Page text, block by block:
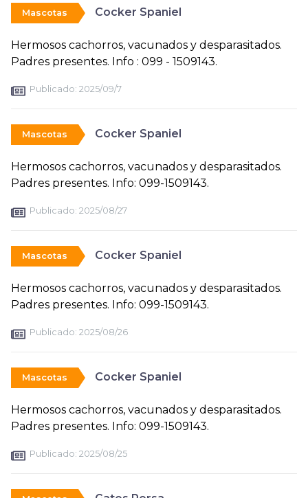
Mascotas Cocker Spaniel
Hermosos cachorros, vacunados y desparasitados.
Padres presentes. Info : 099 - 1509143.
Publicado: 2025/09/7
Mascotas Cocker Spaniel
Hermosos cachorros, vacunados y desparasitados.
Padres presentes. Info: 099-1509143.
Publicado: 2025/08/27
Mascotas Cocker Spaniel
Hermosos cachorros, vacunados y desparasitados.
Padres presentes. Info: 099-1509143.
Publicado: 2025/08/26
Mascotas Cocker Spaniel
Hermosos cachorros, vacunados y desparasitados.
Padres presentes. Info: 099-1509143.
Publicado: 2025/08/25